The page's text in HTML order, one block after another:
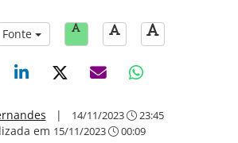
Fonte
| 14/11/2023 23:45
em 15/11/2023 00:09